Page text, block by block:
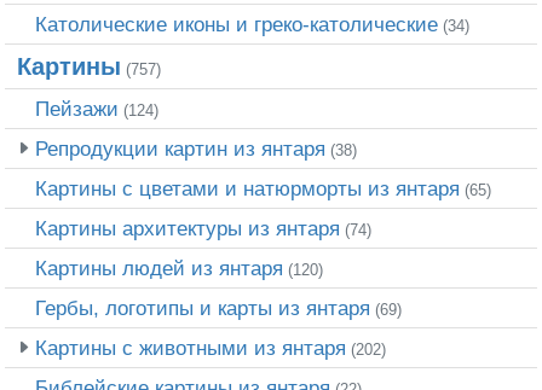
Католические иконы и греко-католические (34)
Картины (757)
Пейзажи (124)
Репродукции картин из янтаря (38)
Картины с цветами и натюрморты из янтаря (65)
Картины архитектуры из янтаря (74)
Картины людей из янтаря (120)
Гербы, логотипы и карты из янтаря (69)
Картины с животными из янтаря (202)